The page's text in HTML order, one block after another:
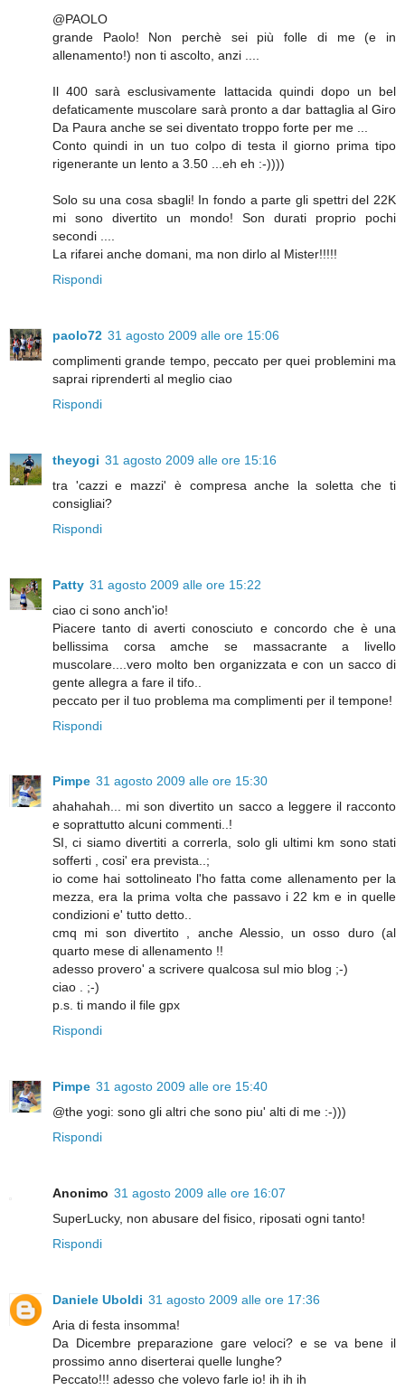
@PAOLO
grande Paolo! Non perchè sei più folle di me (e in
allenamento!) non ti ascolto, anzi ....
Il 400 sarà esclusivamente lattacida quindi dopo un bel
defaticamente muscolare sarà pronto a dar battaglia al Giro
Da Paura anche se sei diventato troppo forte per me ...
Conto quindi in un tuo colpo di testa il giorno prima tipo
rigenerante un lento a 3.50 ...eh eh :-))))
Solo su una cosa sbagli! In fondo a parte gli spettri del 22K
mi sono divertito un mondo! Son durati proprio pochi
secondi ....
La rifarei anche domani, ma non dirlo al Mister!!!!!
Rispondi
paolo72 31 agosto 2009 alle ore 15:06
complimenti grande tempo, peccato per quei problemini ma
saprai riprenderti al meglio ciao
Rispondi
theyogi 31 agosto 2009 alle ore 15:16
tra 'cazzi e mazzi' è compresa anche la soletta che ti
consigliai?
Rispondi
Patty 31 agosto 2009 alle ore 15:22
ciao ci sono anch'io!
Piacere tanto di averti conosciuto e concordo che è una
bellissima corsa amche se massacrante a livello
muscolare....vero molto ben organizzata e con un sacco di
gente allegra a fare il tifo..
peccato per il tuo problema ma complimenti per il tempone!
Rispondi
Pimpe 31 agosto 2009 alle ore 15:30
ahahahah... mi son divertito un sacco a leggere il racconto
e soprattutto alcuni commenti..!
SI, ci siamo divertiti a correrla, solo gli ultimi km sono stati
sofferti , cosi' era prevista..;
io come hai sottolineato l'ho fatta come allenamento per la
mezza, era la prima volta che passavo i 22 km e in quelle
condizioni e' tutto detto..
cmq mi son divertito , anche Alessio, un osso duro (al
quarto mese di allenamento !!
adesso provero' a scrivere qualcosa sul mio blog ;-)
ciao . ;-)
p.s. ti mando il file gpx
Rispondi
Pimpe 31 agosto 2009 alle ore 15:40
@the yogi: sono gli altri che sono piu' alti di me :-)))
Rispondi
Anonimo 31 agosto 2009 alle ore 16:07
SuperLucky, non abusare del fisico, riposati ogni tanto!
Rispondi
Daniele Uboldi 31 agosto 2009 alle ore 17:36
Aria di festa insomma!
Da Dicembre preparazione gare veloci? e se va bene il
prossimo anno diserterai quelle lunghe?
Peccato!!! adesso che volevo farle io! ih ih ih